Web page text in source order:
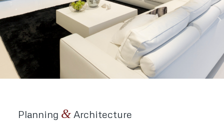
Planning &Architecture